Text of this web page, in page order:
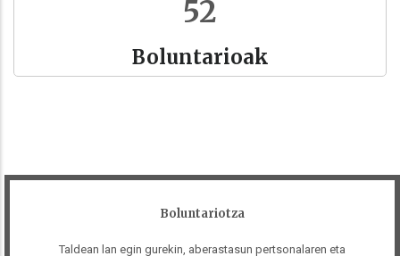
59
Boluntarioak
Boluntariotza
Taldean lan egin gurekin, aberastasun pertsonalaren eta